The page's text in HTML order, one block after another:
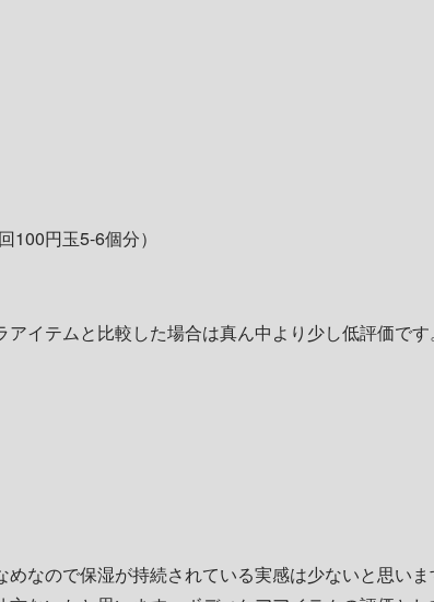
円玉5-6個分）
イテムと比較した場合は真ん中より少し低評価です
なので保湿が持続されている実感は少ないと思い